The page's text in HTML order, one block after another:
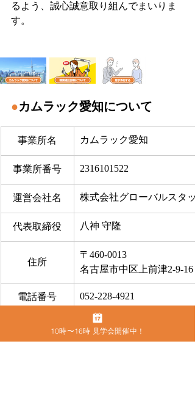
るよう、誠心誠意取り組んでまいりま
す。
●カムラック愛知について
事業所名 カムラック愛知
事業所番号 2316101522
運営会社名 株式会社グローバルスタ
代表取締役 八神 守隆
住所
〒460-0013
名古屋市中区上前津2-9-16
電話番号 052-228-4921
052-228-4921
10時〜16時 見学会開催中！